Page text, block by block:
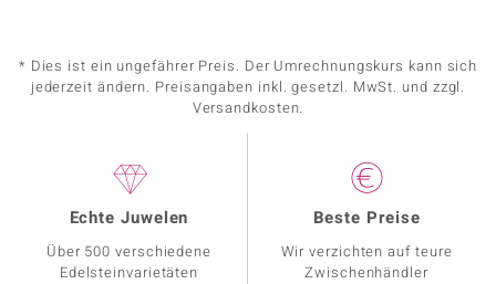
* Dies ist ein ungefährer Preis. Der Umrechnungskurs kann sich
jederzeit ändern. Preisangaben inkl. gesetzl. MwSt. und zzgl.
Versandkosten.
Echte Juwelen
Über 500 verschiedene
Edelsteinvarietäten
Beste Preise
Wir verzichten auf teure
Zwischenhändler